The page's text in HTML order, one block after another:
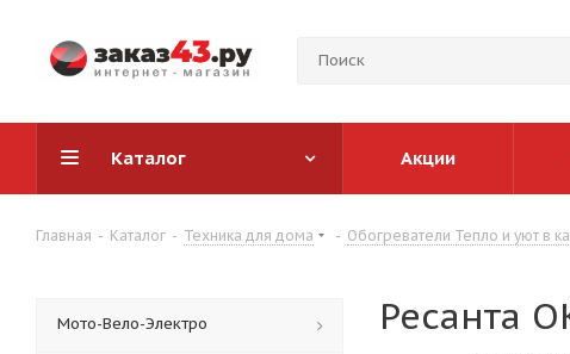
Каталог Акции
Главная - Каталог - Техника для дома - Обогреватели Тепло и уют в
Ресанта
Мото-Вело-Электро